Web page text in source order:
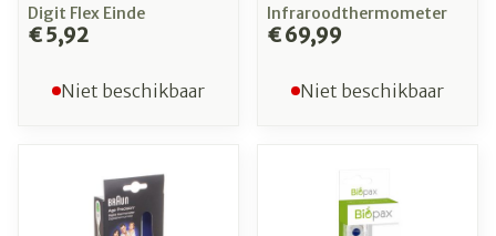
Digit Flex Einde
€ 5,92
Niet beschikbaar
Infraroodthermometer
€ 69,99
Niet beschikbaar